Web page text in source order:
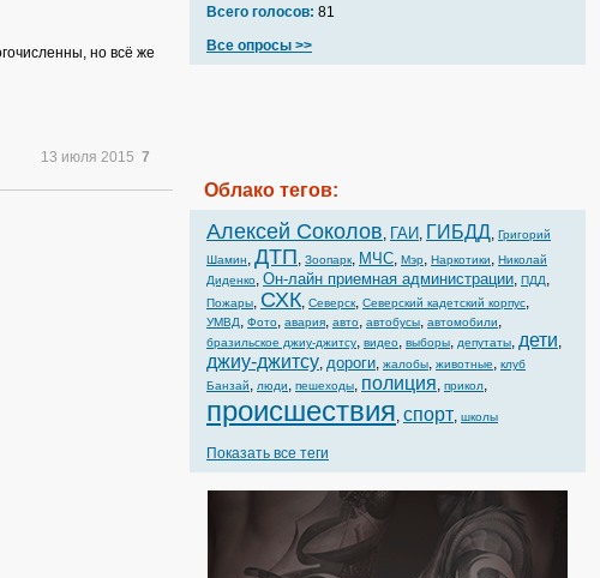
но всё же
13 июля 2015 7
Всего голосов: 81
Все опросы >>
Облако тегов:
Алексей Соколов, ГАИ, ГИБДД, Григорий
Шамин, ДТП, Зоопарк, МЧС, Мэр, Наркотики, Николай
Диденко, Он-лайн приемная администрации, ПДД,
Пожары, СХК, Северск, Северский кадетский корпус,
УМВД, Фото, авария, авто, автобусы, автомобили,
бразильское джиу-джитсу, видео, выборы, депутаты, дети,
джиу-джитсу, дороги, жалобы, животные, клуб
Банзай, люди, пешеходы, полиция, прикол,
происшествия, спорт, школы
Показать все теги